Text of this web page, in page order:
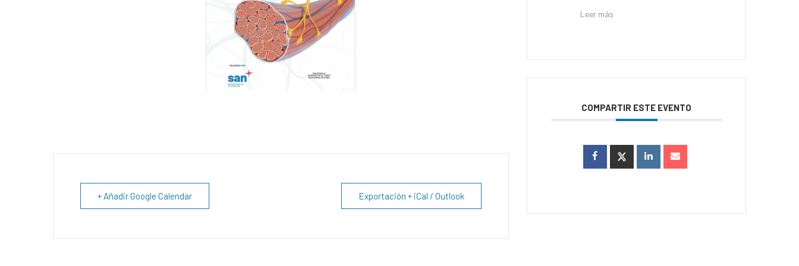
+ Añadir Google Calendar Exportación + iCal / Outlook
Leer más
COMPARTIR ESTE EVENTO